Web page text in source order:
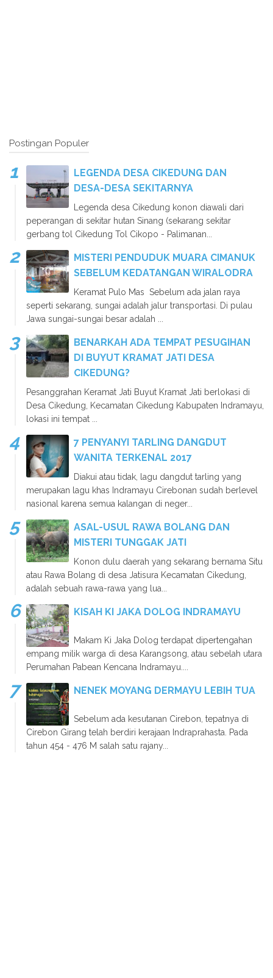
Postingan Populer
LEGENDA DESA CIKEDUNG DAN
DESA-DESA SEKITARNYA
Legenda desa Cikedung konon diawali dari
peperangan di sekitar hutan Sinang (sekarang sekitar
gerbang tol Cikedung Tol Cikopo - Palimanan...
MISTERI PENDUDUK MUARA CIMANUK
SEBELUM KEDATANGAN WIRALODRA
Keramat Pulo Mas Sebelum ada jalan raya
seperti sekarang, sungai adalah jalur transportasi. Di pulau
Jawa sungai-sungai besar adalah ...
BENARKAH ADA TEMPAT PESUGIHAN
DI BUYUT KRAMAT JATI DESA
CIKEDUNG?
Pesanggrahan Keramat Jati Buyut Kramat Jati berlokasi di
Desa Cikedung, Kecamatan Cikedung Kabupaten Indramayu,
lokasi ini tempat ...
7 PENYANYI TARLING DANGDUT
WANITA TERKENAL 2017
Diakui atau tidak, lagu dangdut tarling yang
merupakan lagu khas Indramayu Cirebonan sudah berlevel
nasional karena semua kalangan di neger...
ASAL-USUL RAWA BOLANG DAN
MISTERI TUNGGAK JATI
Konon dulu daerah yang sekarang bernama Situ
atau Rawa Bolang di desa Jatisura Kecamatan Cikedung,
adalah sebuah rawa-rawa yang lua...
KISAH KI JAKA DOLOG INDRAMAYU
Makam Ki Jaka Dolog terdapat dipertengahan
empang milik warga di desa Karangsong, atau sebelah utara
Perumahan Pabean Kencana Indramayu....
NENEK MOYANG DERMAYU LEBIH TUA
Sebelum ada kesutanan Cirebon, tepatnya di
Cirebon Girang telah berdiri kerajaan Indraprahasta. Pada
tahun 454 - 476 M salah satu rajany...